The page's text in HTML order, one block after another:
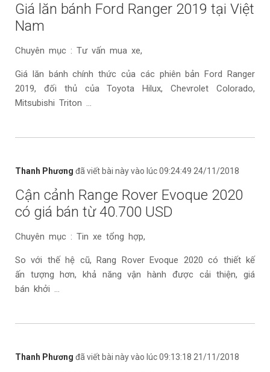
Giá lăn bánh Ford Ranger 2019 tại Việt
Nam
Chuyên mục : Tư vấn mua xe,
Giá lăn bánh chính thức của các phiên bản Ford Ranger
2019, đối thủ của Toyota Hilux, Chevrolet Colorado,
Mitsubishi Triton ...
Thanh Phương đã viết bài này vào lúc 09:24:49 24/11/2018
Cận cảnh Range Rover Evoque 2020
có giá bán từ 40.700 USD
Chuyên mục : Tin xe tổng hợp,
So với thế hệ cũ, Rang Rover Evoque 2020 có thiết kế
ấn tượng hơn, khả năng vận hành được cải thiện, giá
bán khởi ...
Thanh Phương đã viết bài này vào lúc 09:13:18 21/11/2018